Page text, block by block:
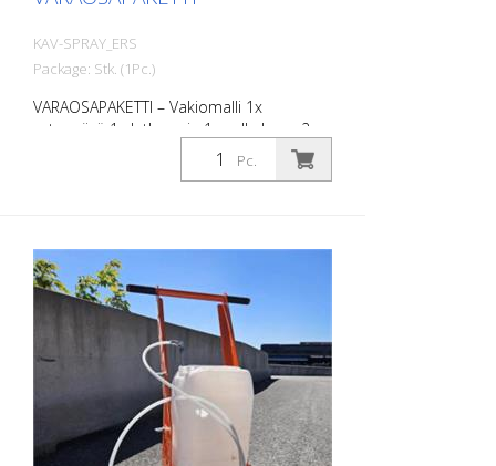
KAV-SPRAY_ERS
Package: Stk. (1Pc.)
VARAOSAPAKETTI – Vakiomalli 1x
vetopyörä 1x letkusarja 1x sulkuhana 2x
suutin 2x suuttimen tiiviste
Pc.